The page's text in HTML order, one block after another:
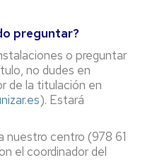
preguntar?
o preguntar
no dudes en
de la titulación en
). Estará
nuestro centro (978 61
el coordinador del